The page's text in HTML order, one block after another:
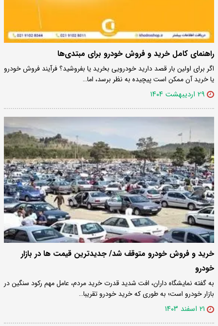
راهنمای کامل خرید و فروش خودرو برای مبتدی‌ها
اگر برای اولین بار قصد دارید خودرویی بخرید یا بفروشید؟ فرآیند فروش خودرو
یا خرید آن ممکن است پیچیده به نظر برسد، اما…
۲۹ اردیبهشت ۱۴۰۴
خرید و فروش خودرو متوقف شد/ جدیدترین قیمت ها در بازار
خودرو
به گفته نمایشگاه داران، افت شدید قدرت خرید مردم، عامل مهم رکود سنگین در
بازار خودرو است؛ به طوری که خرید خودرو تقریبا…
۲۱ اسفند ۱۴۰۳